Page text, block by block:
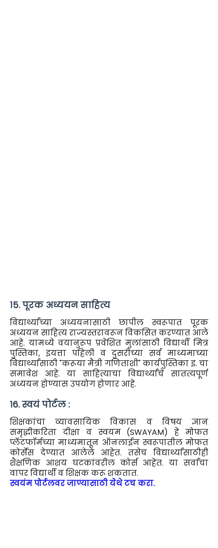
१5. पूरक अध्ययन साहित्य
विद्यार्थ्यांच्या अध्ययनासाठी छापील स्वरूपात पूरक
अध्ययन साहित्य राज्यस्तरावरून विकसित करण्यात आले
आहे. यामध्ये वयानुरूप प्रवेशित मुलांसाठी विद्यार्थी मित्र
पुस्तिका, इयत्ता पहिली व दुसरीच्या सर्व माध्यमाच्या
विद्यार्थ्यांसाठी "करूया मैत्री गणिताशी" कार्यपुस्तिका इ. चा
समावेश आहे. या साहित्याचा विद्यार्थ्यांचे सातत्यपूर्ण
अध्ययन होण्यास उपयोग होणार आहे.
१6. स्वयं पोर्टल :
शिक्षकांचा व्यावसायिक विकास व विषय ज्ञान
समृद्धीकरिता दीक्षा व स्वयम (SWAYAM) हे मोफत
प्लॅटफॉर्मच्या माध्यमातून ऑनलाईन स्वरूपातील मोफत
कोर्सेस देण्यात आलेले आहेत. तसेच विद्यार्थ्यांसाठीही
शैक्षणिक आशय घटकांवरील कोर्स आहेत. या सर्वांचा
वापर विद्यार्थी व शिक्षक करू शकतात.
स्वयंम पोर्टलवर जाण्यासाठी येथे टच करा.